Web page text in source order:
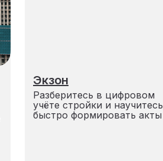
Экзон
Разберитесь в цифровом
учёте стройки и научитесь
быстро формировать акты